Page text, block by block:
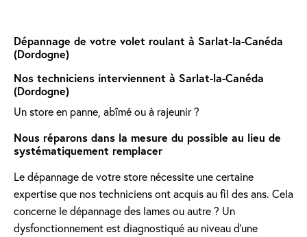
Dépannage de votre volet roulant à Sarlat-la-Canéda
(Dordogne)
Nos techniciens interviennent à Sarlat-la-Canéda
(Dordogne)
Un store en panne, abîmé ou à rajeunir ?
Nous réparons dans la mesure du possible au lieu de
systématiquement remplacer
Le dépannage de votre store nécessite une certaine
expertise que nos techniciens ont acquis au fil des ans. Cela
concerne le dépannage des lames ou autre ? Un
dysfonctionnement est diagnostiqué au niveau d'une